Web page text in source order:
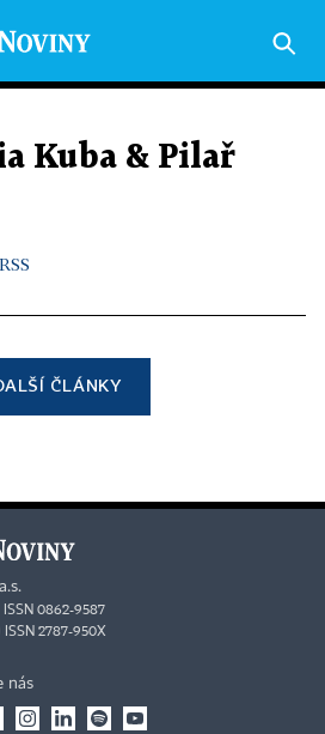
Kuba & Pilař
RSS
ČLÁNKY
0862-9587
2787-950X
nás